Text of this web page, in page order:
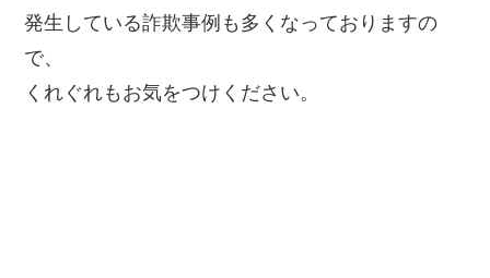
発生している詐欺事例も多くなっておりますの
で、
くれぐれもお気をつけください。